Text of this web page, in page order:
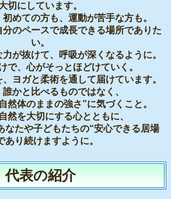
切にしています。
めての方も、運動が苦手な方も。
のペースで成長できる場所でありた
い。
が抜けて、呼吸が深くなるように。
で、心がそっとほどけていく。
ヨガと柔術を通して届けています。
かと比べるものではなく、
然体のままの強さ”に気づくこと。
然を大切にする心とともに、
なたや子どもたちの“安心できる居場
あり続けますように。
代表の紹介